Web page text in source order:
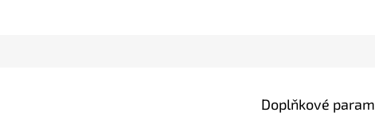
Doplňkové